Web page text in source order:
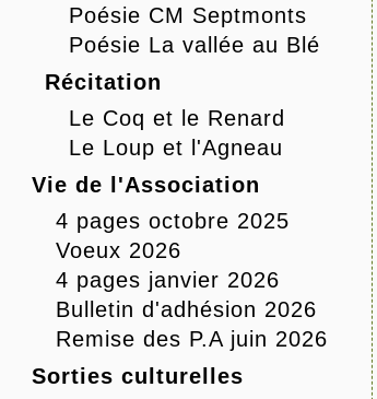
Poésie CM Septmonts
Poésie La vallée au Blé
Récitation
Le Coq et le Renard
Le Loup et l'Agneau
Vie de l'Association
4 pages octobre 2025
Voeux 2026
4 pages janvier 2026
Bulletin d'adhésion 2026
Remise des P.A juin 2026
Sorties culturelles